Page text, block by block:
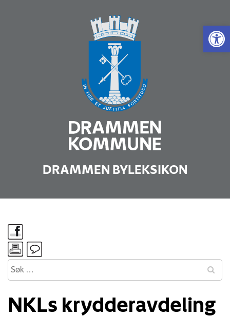
Vis
DRAMMEN BYLEKSIKON
NKLs krydderavdeling